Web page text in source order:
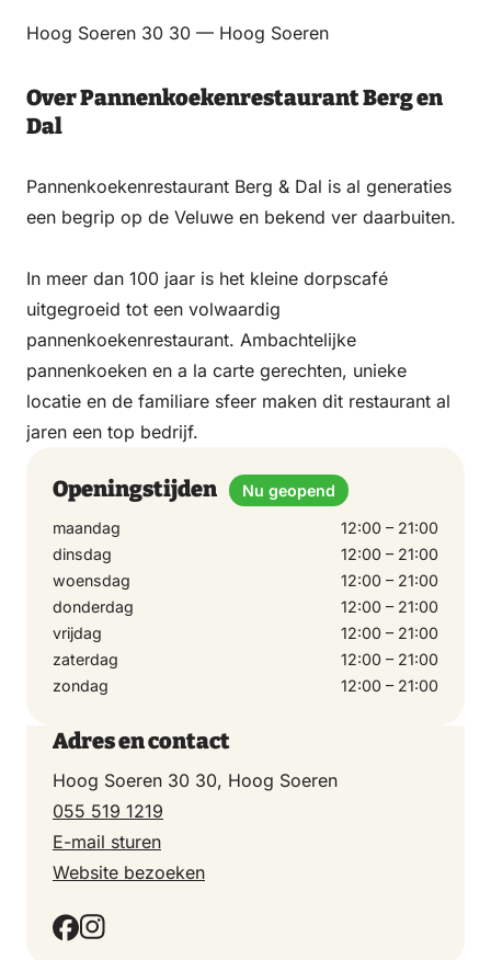
Hoog Soeren 30 30 — Hoog Soeren
Over Pannenkoekenrestaurant Berg en
Dal
Pannenkoekenrestaurant Berg & Dal is al generaties
een begrip op de Veluwe en bekend ver daarbuiten.
In meer dan 100 jaar is het kleine dorpscafé
uitgegroeid tot een volwaardig
pannenkoekenrestaurant. Ambachtelijke
pannenkoeken en a la carte gerechten, unieke
locatie en de familiare sfeer maken dit restaurant al
jaren een top bedrijf.
Openingstijden
Nu geopend
maandag
12:00 – 21:00
dinsdag
12:00 – 21:00
woensdag
12:00 – 21:00
donderdag
12:00 – 21:00
vrijdag
12:00 – 21:00
zaterdag
12:00 – 21:00
zondag
12:00 – 21:00
Adres en contact
Hoog Soeren 30 30, Hoog Soeren
055 519 1219
E-mail sturen
Website bezoeken